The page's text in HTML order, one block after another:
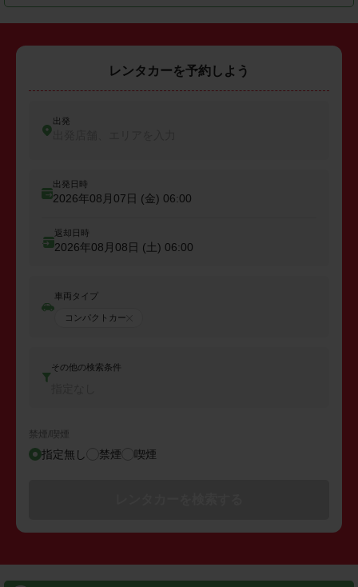
レンタカーを予約しよう
出発
出発日時
2026年08月07日 (金) 06:00
返却日時
2026年08月08日 (土) 06:00
車両タイプ
コンパクトカー
その他の検索条件
禁煙/喫煙
指定無し 禁煙 喫煙